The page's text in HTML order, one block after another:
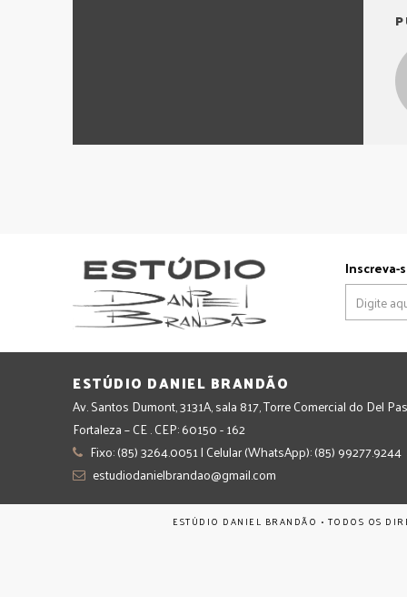
Inscreva-
ESTÚDIO DANIEL BRANDÃO
Av. Santos Dumont, 3131A, sala 817, Torre Comercial do Del
Fortaleza – CE . CEP: 60150 - 162
Fixo: (85) 3264.0051 | Celular (WhatsApp): (85) 99277.9244
estudiodanielbrandao@gmail.com
ESTÚDIO DANIEL BRANDÃO • TODOS OS